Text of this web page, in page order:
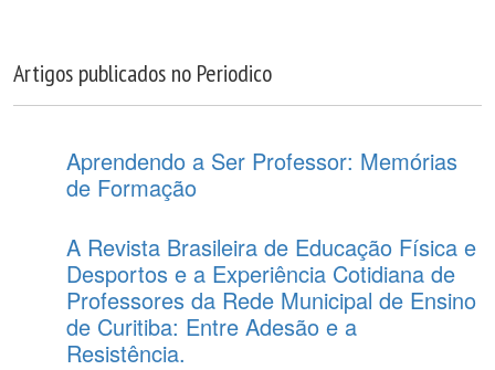
Artigos publicados no Periodico
Aprendendo a Ser Professor: Memórias
de Formação
A Revista Brasileira de Educação Física e
Desportos e a Experiência Cotidiana de
Professores da Rede Municipal de Ensino
de Curitiba: Entre Adesão e a
Resistência.